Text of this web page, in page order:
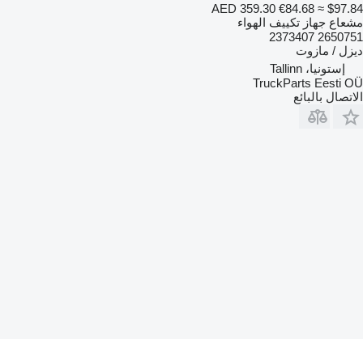
AED 359.30 €84.68 ≈ $97.84
مشعاع جهاز تكييف الهواء
2650751 2373407
ديزل / مازوت
إستونيا، Tallinn
TruckParts Eesti OÜ
الاتصال بالبائع